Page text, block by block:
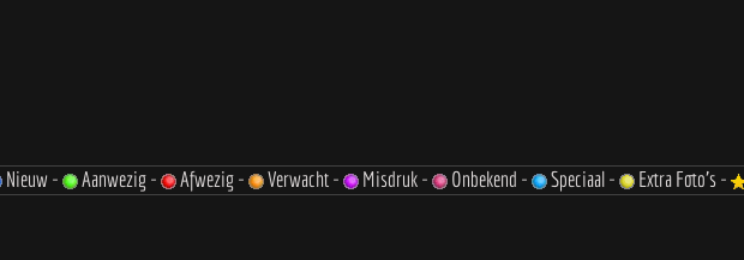
Nieuw - Aanwezig - Afwezig - Verwacht - Misdruk - Onbekend - Speciaal - Extra Foto's -